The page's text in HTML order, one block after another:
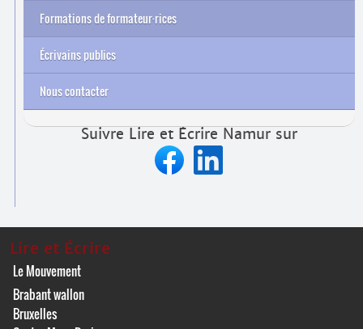
Formations de formateur·rices
Archives
Écrivains publics
Nous contacter
Suivre Lire et Écrire Namur sur
Lire et Écrire
Le Mouvement
Brabant wallon
Bruxelles